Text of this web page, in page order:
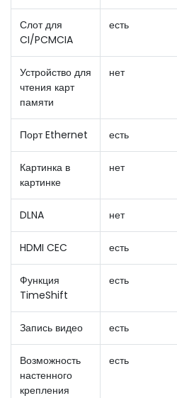
Слот для
CI/PCMCIA
есть
Устройство для
чтения карт
памяти
нет
Порт Ethernet есть
Картинка в
картинке
нет
DLNA нет
HDMI CEC есть
Функция
TimeShift
есть
Запись видео есть
Возможность
настенного
крепления
есть